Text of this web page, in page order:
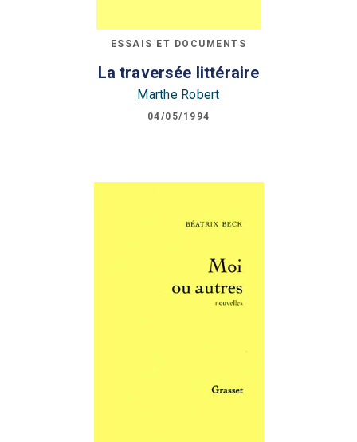
ESSAIS ET DOCUMENTS
La traversée littéraire
Marthe Robert
04/05/1994